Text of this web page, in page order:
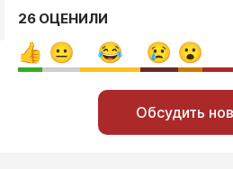
26 ОЦЕНИЛИ
Обсудить